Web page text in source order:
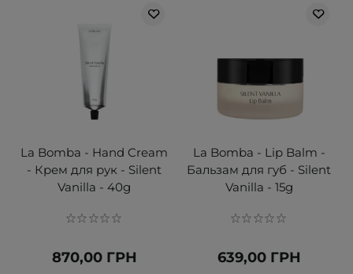
La Bomba - Hand Cream
- Крем для рук - Silent
Vanilla - 40g
870,00 ГРН
La Bomba - Lip Balm -
Бальзам для губ - Silent
Vanilla - 15g
639,00 ГРН